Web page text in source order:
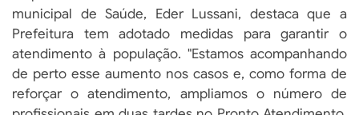
municipal de Saúde, Eder Lussani, destaca que a
Prefeitura tem adotado medidas para garantir o
atendimento à população. "Estamos acompanhando
de perto esse aumento nos casos e, como forma de
reforçar o atendimento, ampliamos o número de